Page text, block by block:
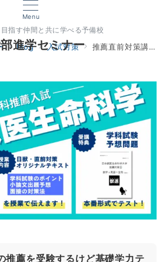
Menu
指す仲間と共に学べる予備校
進学セミナー
blog 入試対策 推薦直前対策講座・日獣・獣医学科
推薦を受験するけど基礎学力テ